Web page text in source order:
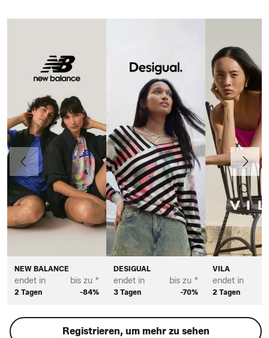
NEW BALANCE
endet in
2 Tagen
bis zu *
-84%
DESIGUAL
endet in
3 Tagen
bis zu *
-70%
VILA
endet in
2 Tagen
Vorherige Weiter
Registrieren, um mehr zu sehen